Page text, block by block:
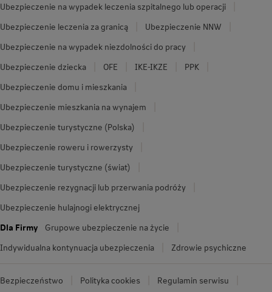
Ubezpieczenie na wypadek leczenia szpitalnego lub operacji
Ubezpieczenie leczenia za granicą
Ubezpieczenie NNW
Ubezpieczenie na wypadek niezdolności do pracy
Ubezpieczenie dziecka
OFE IKE-IKZE
PPK
Ubezpieczenie domu i mieszkania
Ubezpieczenie mieszkania na wynajem
Ubezpieczenie turystyczne (Polska)
Ubezpieczenie roweru i rowerzysty
Ubezpieczenie turystyczne (świat)
Ubezpieczenie rezygnacji lub przerwania podróży
Ubezpieczenie hulajnogi elektrycznej
Dla Firmy
Grupowe ubezpieczenie na życie
Indywidualna kontynuacja ubezpieczenia
Zdrowie psychiczne
Bezpieczeństwo Polityka cookies Regulamin serwisu